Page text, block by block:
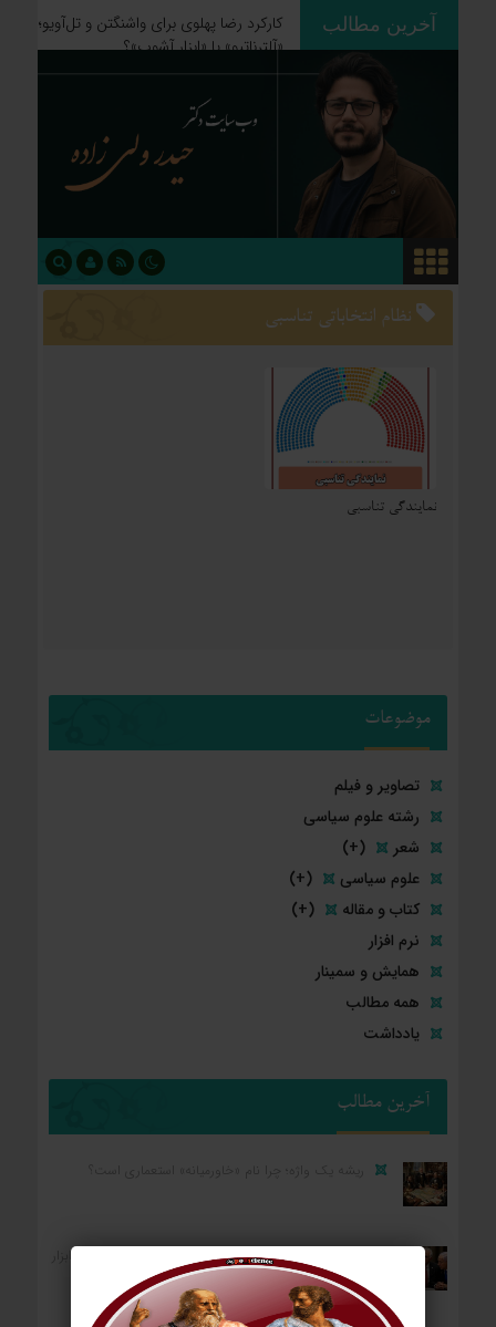
آخرین مطالب
چگونه فاتحان نام کشورهای امروز را
نوشتند؟
نظام انتخاباتی تناسبی
نمایندگی تناسبی
موضوعات
تصاویر و فیلم
رشته علوم سیاسی
شعر
(+)
علوم سیاسی
(+)
کتاب و مقاله
(+)
نرم افزار
همایش و سمینار
همه مطالب
یادداشت
آخرین مطالب
ریشه یک واژه؛ چرا نام «خاورمیانه» استعماری است؟
کارکرد رضا پهلوی برای واشنگتن و تل‌آویو؛ «آلترناتیو» یا «ابزار
آشوب»؟